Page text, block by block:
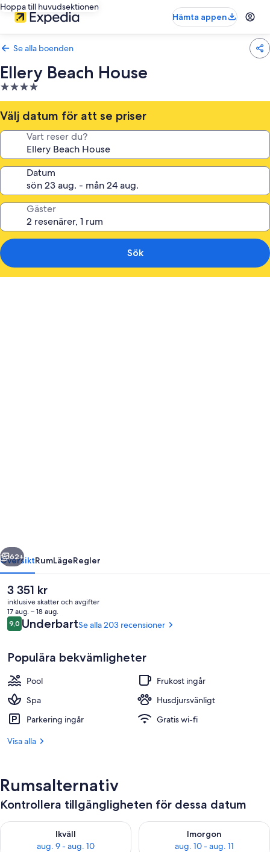
Hoppa till huvudsektionen
Hämta appen
Se alla boenden
Ellery Beach House
4.0-
stjärnigt
boende
Välj datum för att se priser
Vart reser du?
Datum
Gäster
Sök
Bastu, kroppsbehandlingar och
Nästa
62+
ÖversiktRumLägeRegler
Det
nuvarande
priset
är
3 351 kr
3 351 kr
inklusive skatter och avgifter
17 aug. – 18 aug.
Recensioner
9,09,0 av 10,
UnderbartSe alla 203 recensioner
Populära bekvämligheter
Pool
Frukost ingår
Spa
Husdjursvänligt
Parkering ingår
Gratis wi-fi
Visa alla
Rumsalternativ
Kontrollera tillgängligheten för dessa datum
Ikväll
aug. 9 - aug. 10
Kontrollera tillgängligheten för ikväll aug. 9 - aug. 10
Imorgon
aug. 10 - aug. 11
Kontrollera tillgängligheten